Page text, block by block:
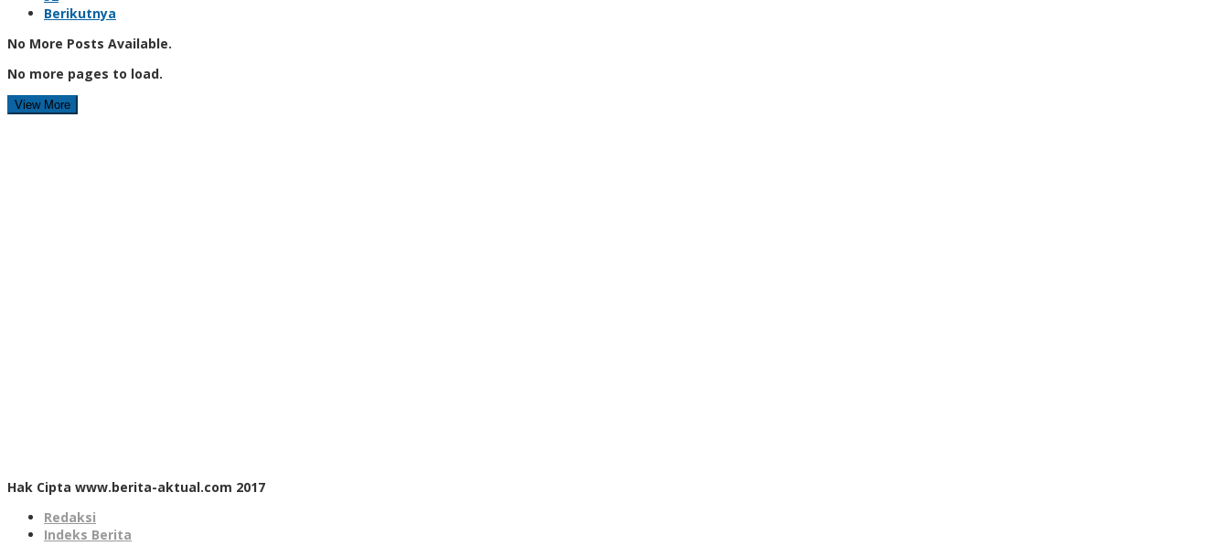
Berikutnya
No More Posts Available.
No more pages to load.
View More
Hak Cipta www.berita-aktual.com 2017
Redaksi
Indeks Berita